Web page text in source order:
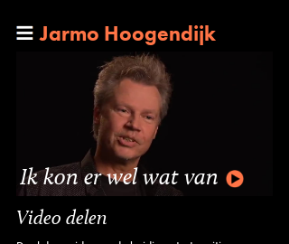
Jarmo Hoogendijk
Ik kon er wel wat van
Video delen